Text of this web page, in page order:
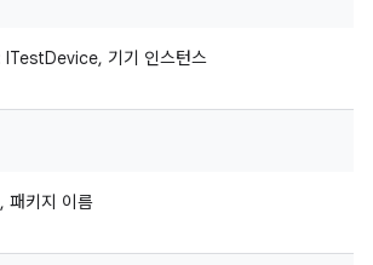
ITestDevice, 기기 인스턴스
패키지 이름